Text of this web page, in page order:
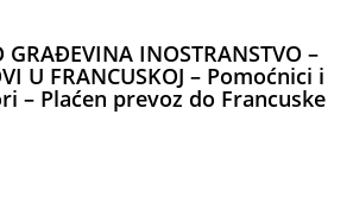
GRAĐEVINA INOSTRANSTVO –
U FRANCUSKOJ – Pomoćnici i
– Plaćen prevoz do Francuske